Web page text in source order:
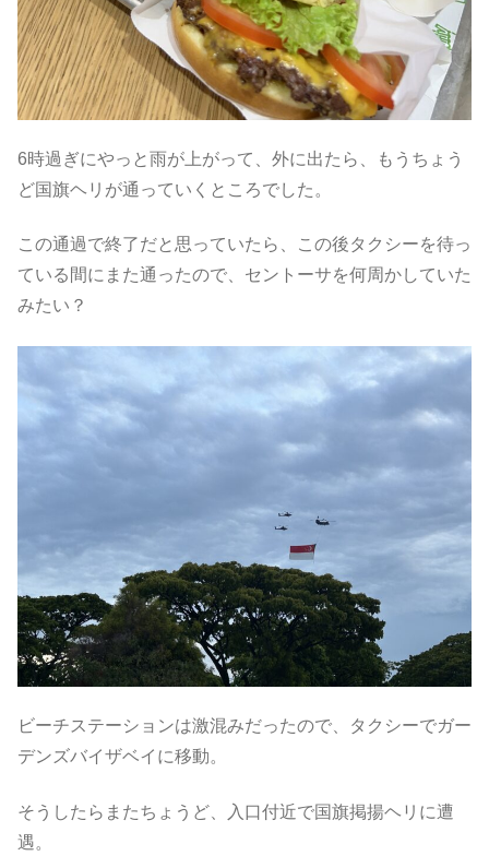
6時過ぎにやっと雨が上がって、外に出たら、もうちょう
ど国旗ヘリが通っていくところでした。
この通過で終了だと思っていたら、この後タクシーを待っ
ている間にまた通ったので、セントーサを何周かしていた
みたい？
ビーチステーションは激混みだったので、タクシーでガー
デンズバイザベイに移動。
そうしたらまたちょうど、入口付近で国旗掲揚ヘリに遭
遇。